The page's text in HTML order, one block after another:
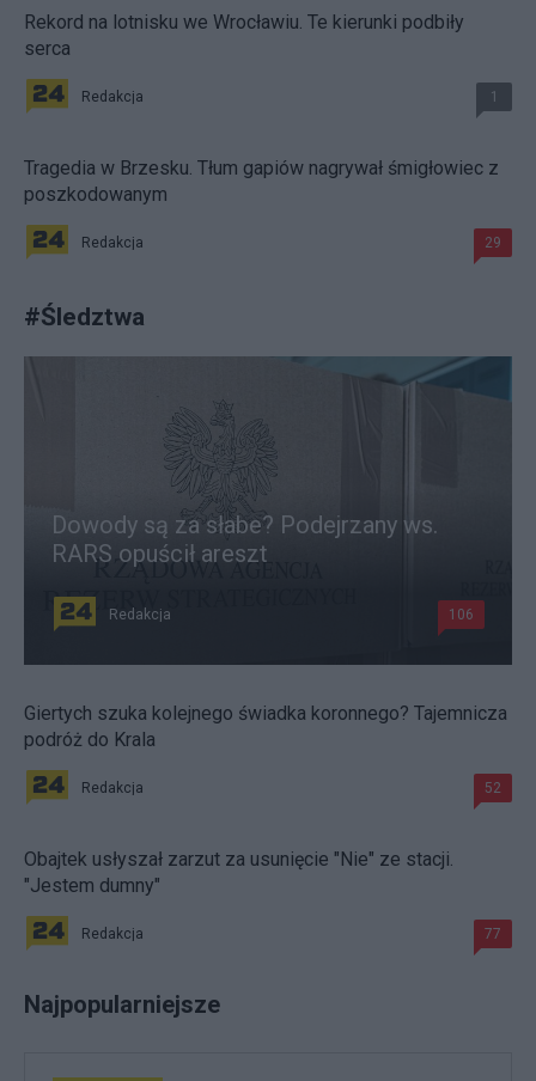
Rekord na lotnisku we Wrocławiu. Te kierunki podbiły
serca
Redakcja 1
Tragedia w Brzesku. Tłum gapiów nagrywał śmigłowiec z
poszkodowanym
Redakcja 29
#Śledztwa
Dowody są za słabe? Podejrzany ws.
RARS opuścił areszt
Redakcja 106
Giertych szuka kolejnego świadka koronnego? Tajemnicza
podróż do Krala
Redakcja 52
Obajtek usłyszał zarzut za usunięcie "Nie" ze stacji.
"Jestem dumny"
Redakcja 77
Najpopularniejsze